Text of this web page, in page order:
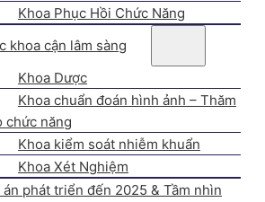
Khoa Phục Hồi Chức Năng
khoa cận lâm sàng
Khoa Dược
Khoa chuẩn đoán hình ảnh – Thăm
chức năng
Khoa kiểm soát nhiễm khuẩn
Khoa Xét Nghiệm
phát triển đến 2025 & Tầm nhìn